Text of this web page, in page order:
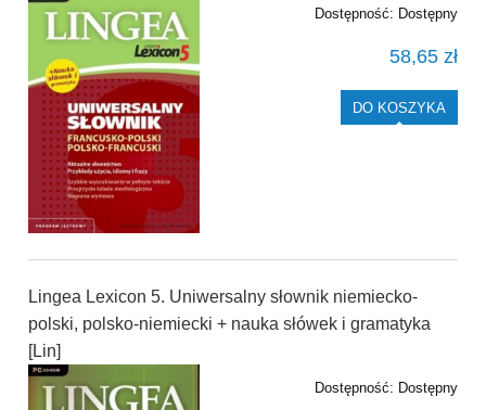
Dostępność: Dostępny
58,65 zł
DO KOSZYKA
Lingea Lexicon 5. Uniwersalny słownik niemiecko-
polski, polsko-niemiecki + nauka słówek i gramatyka
[Lin]
Dostępność: Dostępny